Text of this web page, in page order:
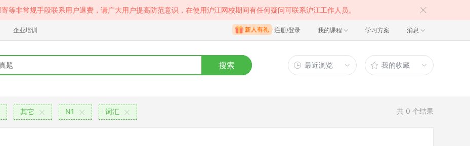
等非常规手段联系用户退费，请广大用户提高防范意识，在使用沪江网校期间有任何疑问可联系沪江工作人员。
企业培训 注册/登录 我的课程 学习方案 消息
搜索 最近浏览 我的收藏
其它 N1 词汇 共 0 个结果